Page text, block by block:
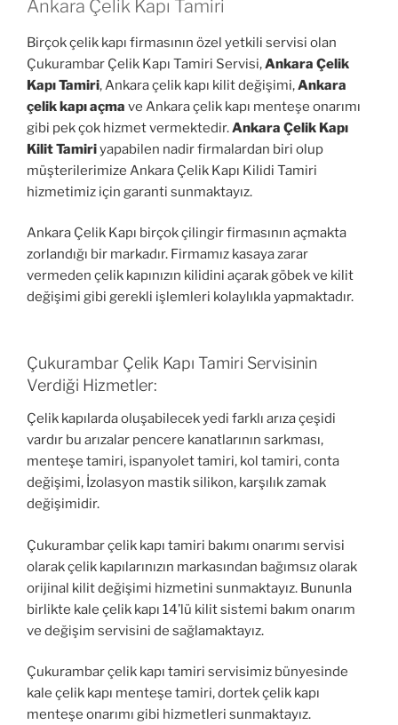
Ankara Çelik Kapı Tamiri
Birçok çelik kapı firmasının özel yetkili servisi olan
Çukurambar Çelik Kapı Tamiri Servisi,Ankara Çelik
Kapı Tamiri, Ankara çelik kapı kilit değişimi,Ankara
çelik kapı açma ve Ankara çelik kapı menteşe onarımı
gibi pek çok hizmet vermektedir.Ankara Çelik Kapı
Kilit Tamiriyapabilen nadir firmalardan biri olup
müşterilerimize Ankara Çelik Kapı Kilidi Tamiri
hizmetimiz için garanti sunmaktayız.
Ankara Çelik Kapı birçok çilingir firmasının açmakta
zorlandığı bir markadır. Firmamız kasaya zarar
vermeden çelik kapınızın kilidini açarak göbek ve kilit
değişimi gibi gerekli işlemleri kolaylıkla yapmaktadır.
Çukurambar Çelik Kapı Tamiri Servisinin
Verdiği Hizmetler:
Çelik kapılarda oluşabilecek yedi farklı arıza çeşidi
vardır bu arızalar pencere kanatlarının sarkması,
menteşe tamiri, ispanyolet tamiri, kol tamiri, conta
değişimi, İzolasyon mastik silikon, karşılık zamak
değişimidir.
Çukurambar çelik kapı tamiri bakımı onarımı servisi
olarak çelik kapılarınızın markasından bağımsız olarak
orijinal kilit değişimi hizmetini sunmaktayız. Bununla
birlikte kale çelik kapı 14’lü kilit sistemi bakım onarım
ve değişim servisini de sağlamaktayız.
Çukurambar çelik kapı tamiri servisimiz bünyesinde
kale çelik kapı menteşe tamiri, dortek çelik kapı
menteşe onarımı gibi hizmetleri sunmaktayız.